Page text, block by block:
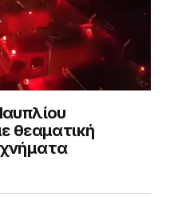
θεαματική